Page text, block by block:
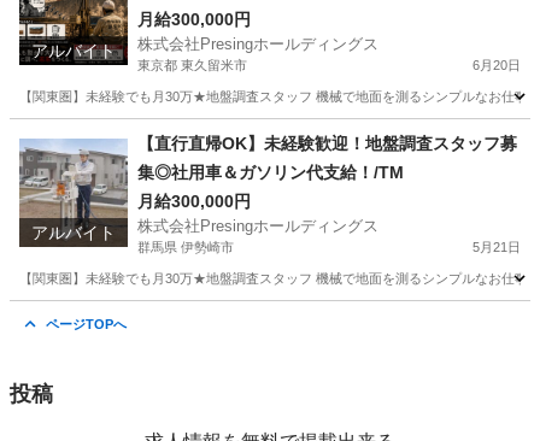
アルバイト
月給300,000円
株式会社Presingホールディングス
東京都 東久留米市 6月20日
【関東圏】未経験でも月30万★地盤調査スタッフ 機械で地面を測るシンプルなお仕
東久留米市 軽作業 スタッフ
アルバイト
【直行直帰OK】未経験歓迎！地盤調査スタッフ募
集◎社用車＆ガソリン代支給！/TM
月給300,000円
株式会社Presingホールディングス
群馬県 伊勢崎市 5月21日
【関東圏】未経験でも月30万★地盤調査スタッフ 機械で地面を測るシンプルなお仕
ページTOPへ
投稿